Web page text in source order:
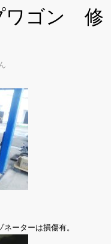
ワゴン 修
ーターは損傷有。